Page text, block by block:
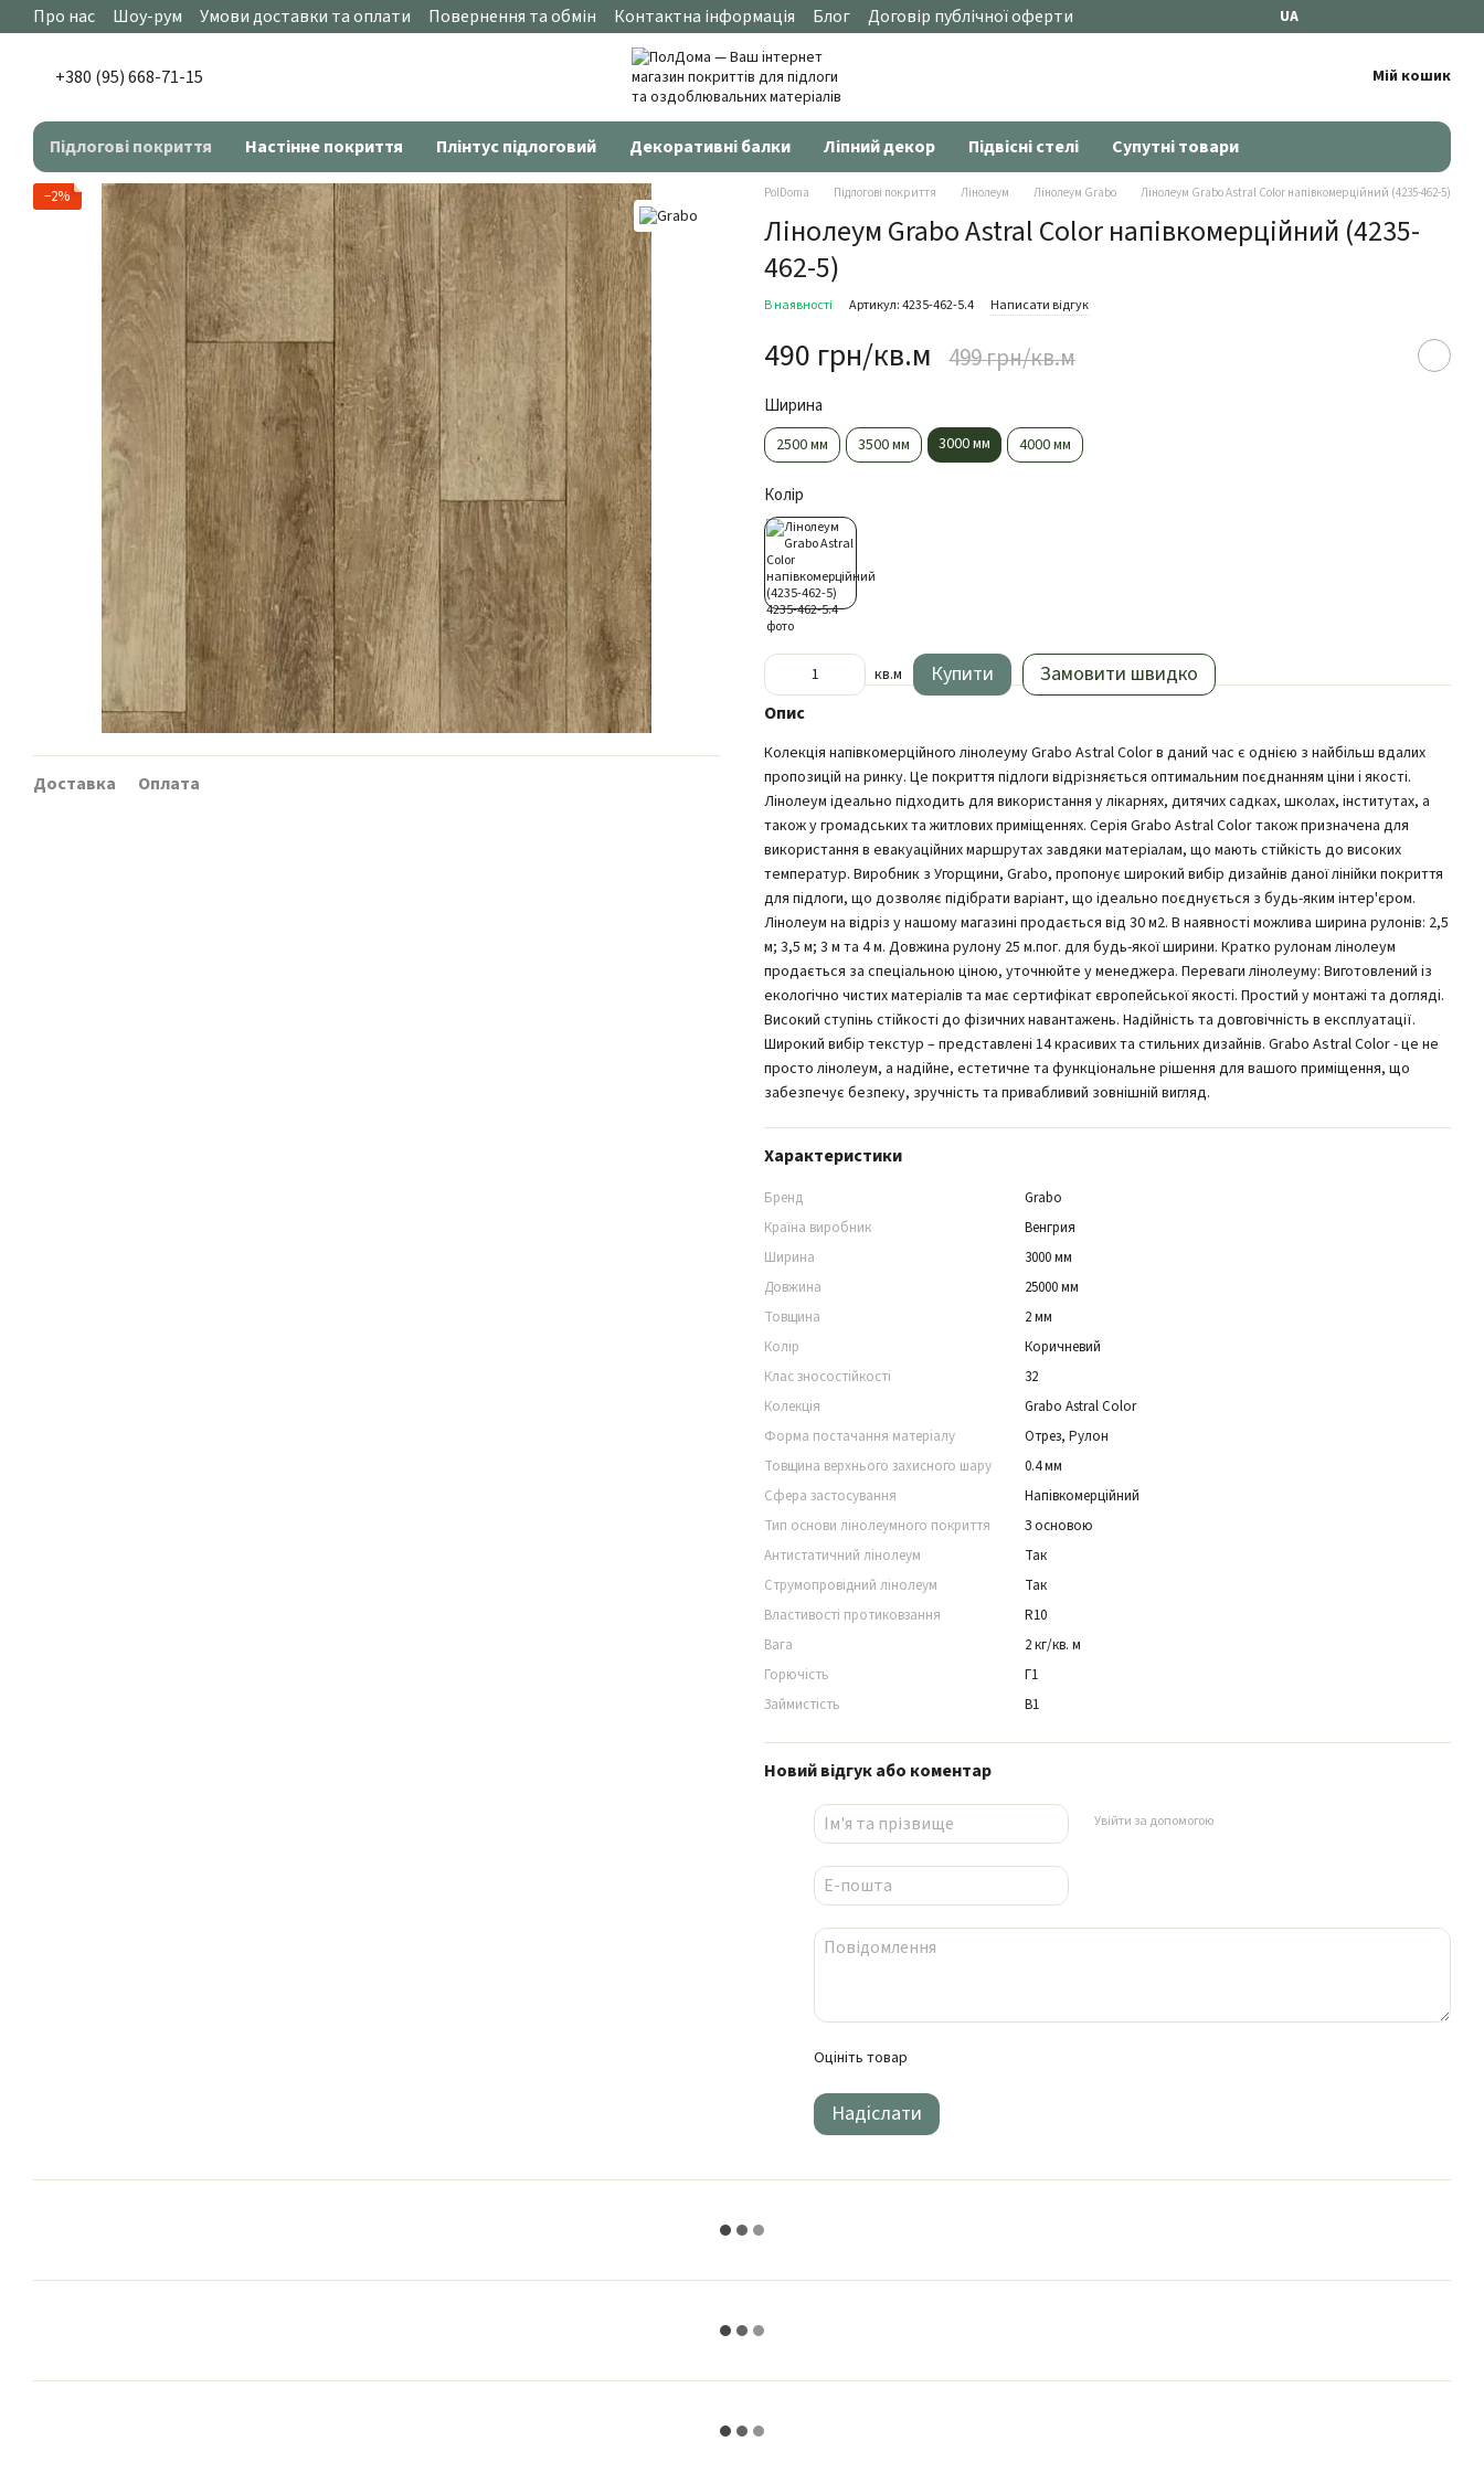
Перейти до основного контенту
Про нас Шоу-рум Умови доставки та оплати Повернення та обмін Контактна інформація Блог Договір публічної оферти UA
+380 (95) 668-71-15 Мій кошик
Підлогові покриття Настінне покриття Плінтус підлоговий Декоративні балки Ліпний декор Підвісні стелі Супутні товари
−2%
Доставка Оплата
PolDoma Підлогові покриття Лінолеум Лінолеум Grabo Лінолеум Grabo Astral Color напівкомерційний (4235-462-5)
Лінолеум Grabo Astral Color напівкомерційний (4235-
462-5)
В наявності Артикул: 4235-462-5.4 Написати відгук
490 грн/кв.м 499 грн/кв.м
Ширина
2500 мм 3500 мм 3000 мм 4000 мм
Колір
кв.м Купити Замовити швидко
Опис
Колекція напівкомерційного лінолеуму Grabo Astral Color в даний час є однією з найбільш вдалих
пропозицій на ринку. Це покриття підлоги відрізняється оптимальним поєднанням ціни і якості.
Лінолеум ідеально підходить для використання у лікарнях, дитячих садках, школах, інститутах, а
також у громадських та житлових приміщеннях. Серія Grabo Astral Color також призначена для
використання в евакуаційних маршрутах завдяки матеріалам, що мають стійкість до високих
температур. Виробник з Угорщини, Grabo, пропонує широкий вибір дизайнів даної лінійки покриття
для підлоги, що дозволяє підібрати варіант, що ідеально поєднується з будь-яким інтер'єром.
Лінолеум на відріз у нашому магазині продається від 30 м2. В наявності можлива ширина рулонів: 2,5
м; 3,5 м; 3 м та 4 м. Довжина рулону 25 м.пог. для будь-якої ширини. Кратко рулонам лінолеум
продається за спеціальною ціною, уточнюйте у менеджера. Переваги лінолеуму: Виготовлений із
екологічно чистих матеріалів та має сертифікат європейської якості. Простий у монтажі та догляді.
Високий ступінь стійкості до фізичних навантажень. Надійність та довговічність в експлуатації.
Широкий вибір текстур – представлені 14 красивих та стильних дизайнів. Grabo Astral Color - це не
просто лінолеум, а надійне, естетичне та функціональне рішення для вашого приміщення, що
забезпечує безпеку, зручність та привабливий зовнішній вигляд.
Характеристики
Бренд
Grabo
Країна виробник
Венгрия
Ширина
3000 мм
Довжина
25000 мм
Товщина
2 мм
Колір
Коричневий
Клас зносостійкості
32
Колекція
Grabo Astral Color
Форма постачання матеріалу
Отрез, Рулон
Товщина верхнього захисного шару
0.4 мм
Сфера застосування
Напівкомерційний
Тип основи лінолеумного покриття
З основою
Антистатичний лінолеум
Так
Струмопровідний лінолеум
Так
Властивості протиковзання
R10
Вага
2 кг/кв. м
Горючість
Г1
Займистість
В1
Новий відгук або коментар
Увійти за допомогою
Оцініть товар
Надіслати